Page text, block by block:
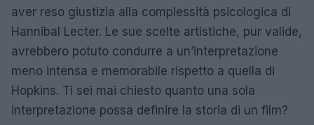
aver reso giustizia alla complessità psicologica di
Hannibal Lecter. Le sue scelte artistiche, pur valide,
avrebbero potuto condurre a un’interpretazione
meno intensa e memorabile rispetto a quella di
Hopkins. Ti sei mai chiesto quanto una sola
interpretazione possa definire la storia di un film?